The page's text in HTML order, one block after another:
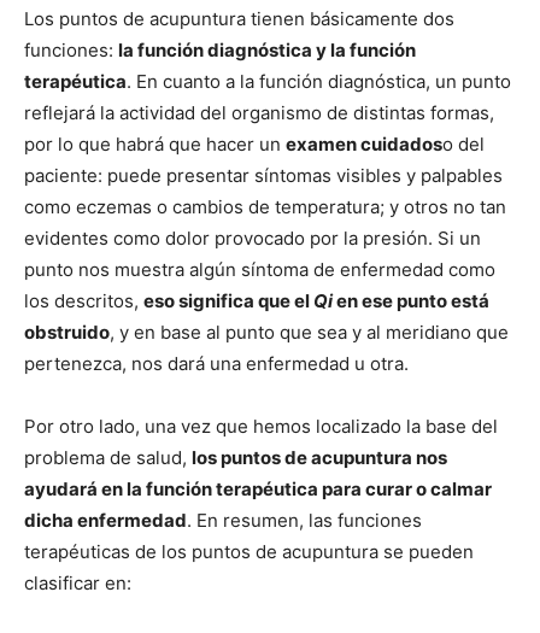
Los puntos de acupuntura tienen básicamente dos
funciones: la función diagnóstica y la función
terapéutica. En cuanto a la función diagnóstica, un punto
reflejará la actividad del organismo de distintas formas,
por lo que habrá que hacer un examen cuidadoso del
paciente: puede presentar síntomas visibles y palpables
como eczemas o cambios de temperatura; y otros no tan
evidentes como dolor provocado por la presión. Si un
punto nos muestra algún síntoma de enfermedad como
los descritos, eso significa que el Qien ese punto está
obstruido, y en base al punto que sea y al meridiano que
pertenezca, nos dará una enfermedad u otra.
Por otro lado, una vez que hemos localizado la base del
problema de salud, los puntos de acupuntura nos
ayudará en la función terapéutica para curar o calmar
dicha enfermedad. En resumen, las funciones
terapéuticas de los puntos de acupuntura se pueden
clasificar en: